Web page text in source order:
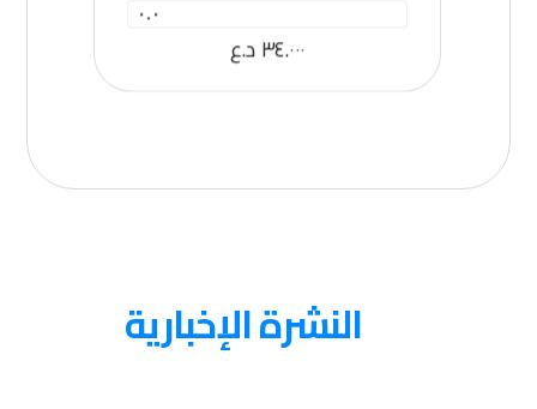
٠.٠
٣٤.٠٠٠د.ع
النشرة الإخبارية